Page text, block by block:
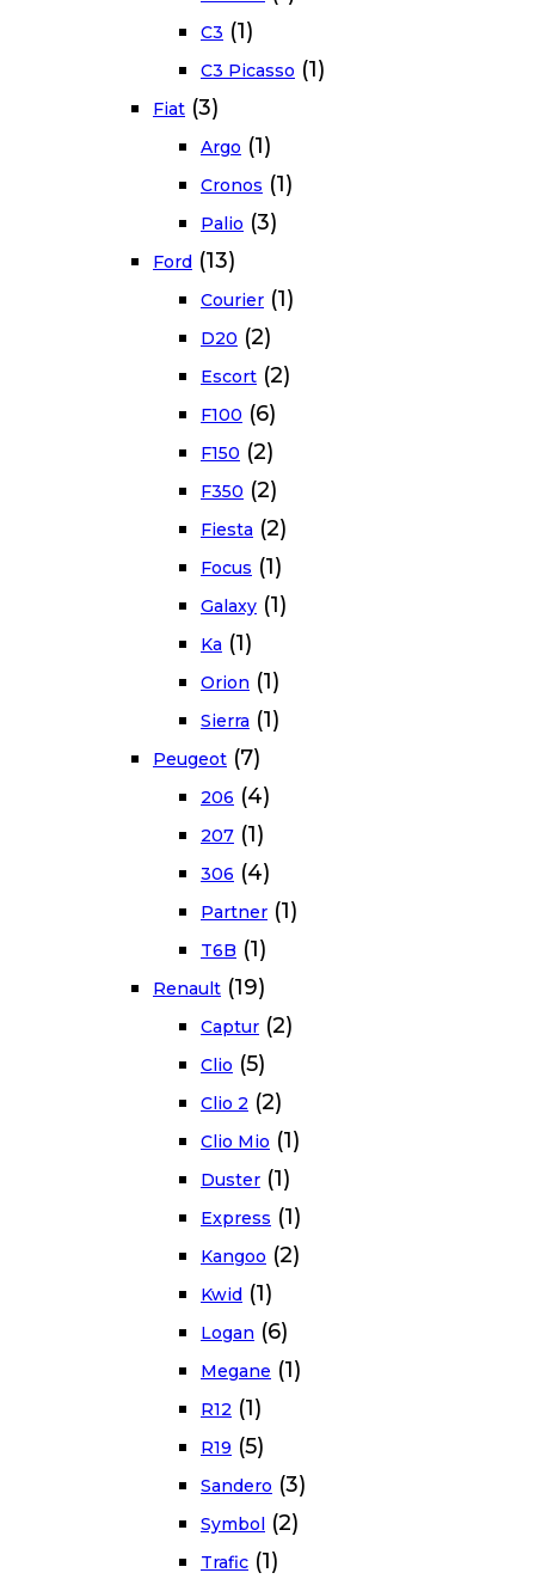
C3 (1)
C3 Picasso (1)
Fiat (3)
Argo (1)
Cronos (1)
Palio (3)
Ford (13)
Courier (1)
D20 (2)
Escort (2)
F100 (6)
F150 (2)
F350 (2)
Fiesta (2)
Focus (1)
Galaxy (1)
Ka (1)
Orion (1)
Sierra (1)
Peugeot (7)
206 (4)
207 (1)
306 (4)
Partner (1)
T6B (1)
Renault (19)
Captur (2)
Clio (5)
Clio 2 (2)
Clio Mio (1)
Duster (1)
Express (1)
Kangoo (2)
Kwid (1)
Logan (6)
Megane (1)
R12 (1)
R19 (5)
Sandero (3)
Symbol (2)
Trafic (1)